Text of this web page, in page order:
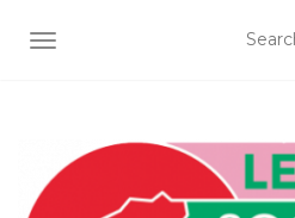
OUVRIR/FERMER LA